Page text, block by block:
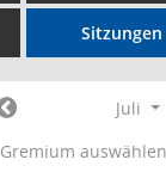
Sitzungen
Juli
Gremium auswählen